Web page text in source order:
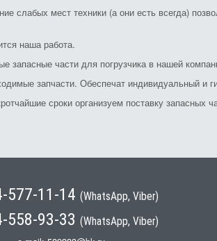
слабых мест техники (а они есть всегда)
наша работа.
запасные части для погрузчика в нашей
запчасти. Обеспечат индивидуальный и
сроки организуем поставку запасных
577-11-14 (WhatsApp, Viber)
558-93-33 (WhatsApp, Viber)